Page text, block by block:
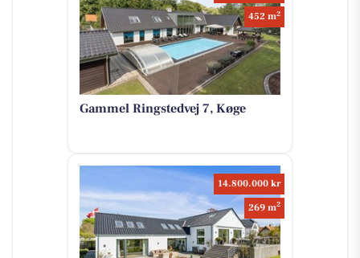
452 m2
Gammel Ringstedvej 7, Køge
14.800.000 kr
269 m2